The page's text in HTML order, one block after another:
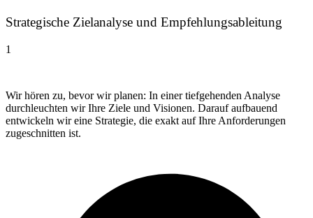
Strategische Zielanalyse und Empfehlungsableitung
1
Wir hören zu, bevor wir planen: In einer tiefgehenden Analyse
durchleuchten wir Ihre Ziele und Visionen. Darauf aufbauend
entwickeln wir eine Strategie, die exakt auf Ihre Anforderungen
zugeschnitten ist.